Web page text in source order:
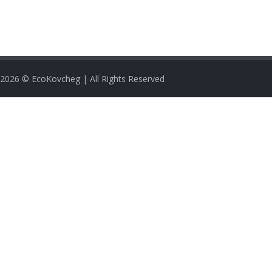
2026 © EcoKovcheg | All Rights Reserved